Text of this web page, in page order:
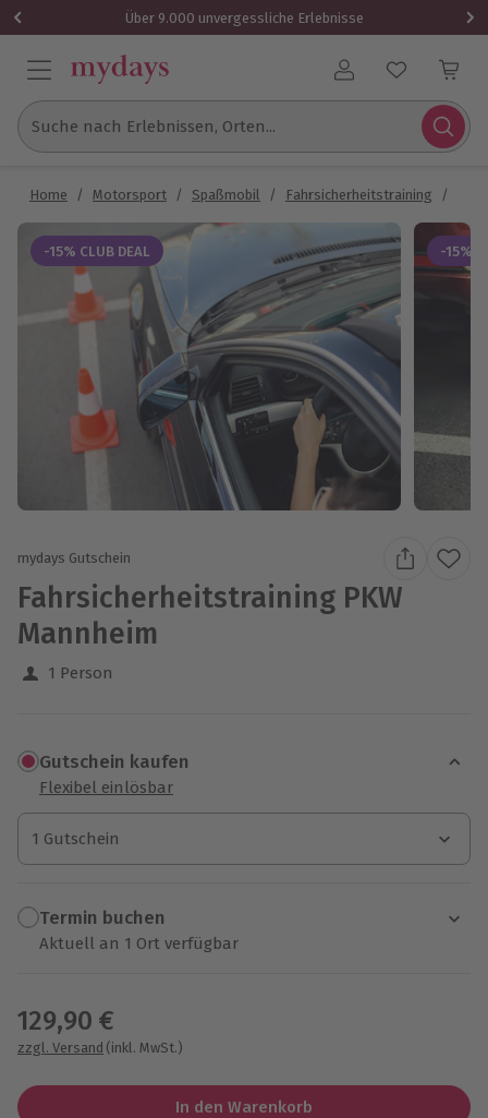
Über 9.000 unvergessliche Erlebnisse
Benutzerkonto
Suche nach Erlebnissen, Orten...
Home / Motorsport / Spaßmobil / Fahrsicherheitstraining /
-15% CLUB DEAL -15%
mydays Gutschein
Fahrsicherheitstraining PKW
Mannheim
1 Person
Gutschein kaufen
Flexibel einlösbar
1 Gutschein
1 Gutschein
1 Gutschein
Termin buchen
Aktuell an 1 Ort verfügbar
129,90 €
zzgl. Versand (inkl. MwSt.)
In den Warenkorb